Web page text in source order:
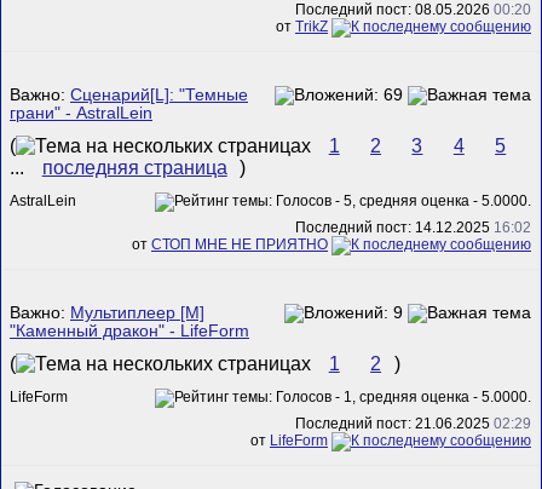
Последний пост: 08.05.2026 00:20
от TrikZ
Важно: Сценарий[L]: "Темные
грани" - AstralLein
( 1 2 3 4
5
...
последняя страница )
AstralLein
Последний пост: 14.12.2025 16:02
от СТОП МНЕ НЕ ПРИЯТНО
Важно: Мультиплеер [M]
"Каменный дракон" - LifeForm
( 1 2 )
LifeForm
Последний пост: 21.06.2025 02:29
от LifeForm